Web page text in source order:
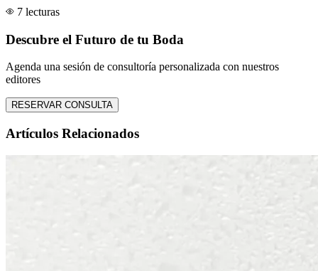
7 lecturas
Descubre el Futuro de tu Boda
Agenda una sesión de consultoría personalizada con nuestros
editores
RESERVAR CONSULTA
Artículos Relacionados